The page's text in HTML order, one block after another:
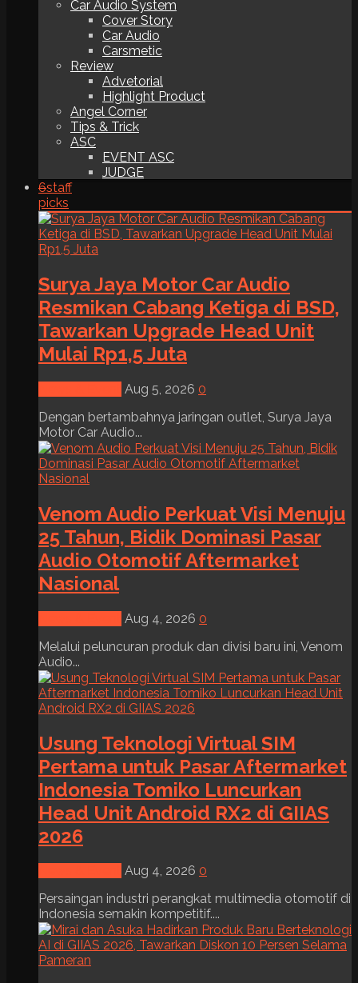
Car Audio System
Cover Story
Car Audio
Carsmetic
Review
Advetorial
Highlight Product
Angel Corner
Tips & Trick
ASC
EVENT ASC
JUDGE
6staff
picks
Surya Jaya Motor Car Audio
Resmikan Cabang Ketiga di BSD,
Tawarkan Upgrade Head Unit
Mulai Rp1,5 Juta
Aug 5, 2026 0
Dengan bertambahnya jaringan outlet, Surya Jaya
Motor Car Audio...
Venom Audio Perkuat Visi Menuju
25 Tahun, Bidik Dominasi Pasar
Audio Otomotif Aftermarket
Nasional
Aug 4, 2026 0
Melalui peluncuran produk dan divisi baru ini, Venom
Audio...
Usung Teknologi Virtual SIM
Pertama untuk Pasar Aftermarket
Indonesia Tomiko Luncurkan
Head Unit Android RX2 di GIIAS
2026
Aug 4, 2026 0
Persaingan industri perangkat multimedia otomotif di
Indonesia semakin kompetitif....